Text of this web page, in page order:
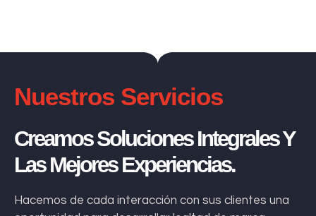
Nuestros Servicios
Creamos Soluciones Integrales Y
Las Mejores Experiencias.
Hacemos de cada interacción con sus clientes una